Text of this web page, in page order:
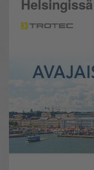
Helsingissä